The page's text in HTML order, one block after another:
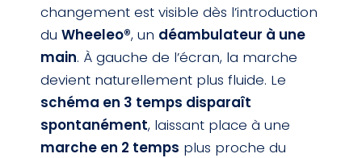
changement est visible dès l’introduction
du Wheeleo®, un déambulateur à une
main. À gauche de l’écran, la marche
devient naturellement plus fluide. Le
schéma en 3 temps disparaît
spontanément, laissant place à une
marche en 2 temps plus proche du